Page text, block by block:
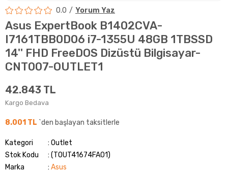
0.0 Yorum Yaz
Asus ExpertBook B1402CVA-
I7161TBB0D06 i7-1355U 48GB 1TBSSD
14'' FHD FreeDOS Dizüstü Bilgisayar-
CNT007-OUTLET1
42.843 TL
Kargo Bedava
8.001 TL `den başlayan taksitlerle
Kategori
Outlet
Stok Kodu
(TOUT41674FA01)
Marka
: Asus